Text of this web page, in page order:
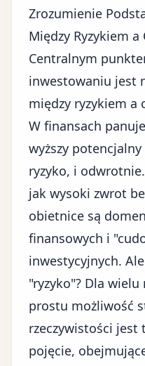
Zrozumienie
Między Ryzykiem
Centralnym
inwestowaniu jest
między ryzykiem a
W finansach
wyższy
ryzyko, i
jak wysoki zwrot
obietnice są
finansowych i
inwestycyjnych.
"ryzyko"? Dla wielu
prostu możliwość
rzeczywistości jest
pojęcie,